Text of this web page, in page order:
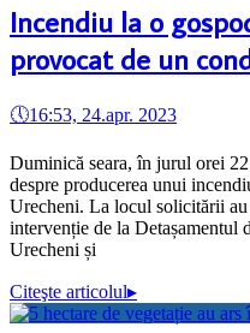
Incendiu la o
provocat de un
🕔16:53, 24.apr. 2023
Duminică seara, în jurul orei
despre producerea unui
Urecheni. La locul solicitării
intervenție de la
Urecheni și
Citeşte articolul▸